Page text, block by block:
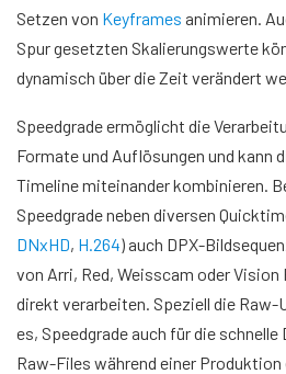
Setzen von Keyframes animieren.
Spur gesetzten Skalierungswerte
dynamisch über die Zeit verändert
Speedgrade ermöglicht die
Formate und Auflösungen und kann
Timeline miteinander kombinieren.
Speedgrade neben diversen
DNxHD, H.264) auch DPX-
von Arri, Red, Weisscam oder
direkt verarbeiten. Speziell die
es, Speedgrade auch für die
Raw-Files während einer Produktion